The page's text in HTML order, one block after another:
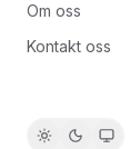
Om oss
Kontakt oss